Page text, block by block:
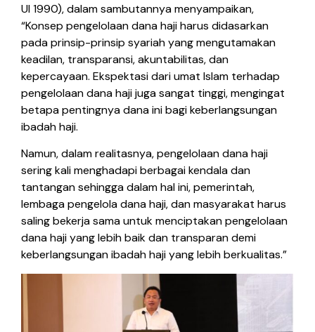
UI 1990), dalam sambutannya menyampaikan,
“Konsep pengelolaan dana haji harus didasarkan
pada prinsip-prinsip syariah yang mengutamakan
keadilan, transparansi, akuntabilitas, dan
kepercayaan. Ekspektasi dari umat Islam terhadap
pengelolaan dana haji juga sangat tinggi, mengingat
betapa pentingnya dana ini bagi keberlangsungan
ibadah haji.
Namun, dalam realitasnya, pengelolaan dana haji
sering kali menghadapi berbagai kendala dan
tantangan sehingga dalam hal ini, pemerintah,
lembaga pengelola dana haji, dan masyarakat harus
saling bekerja sama untuk menciptakan pengelolaan
dana haji yang lebih baik dan transparan demi
keberlangsungan ibadah haji yang lebih berkualitas.”